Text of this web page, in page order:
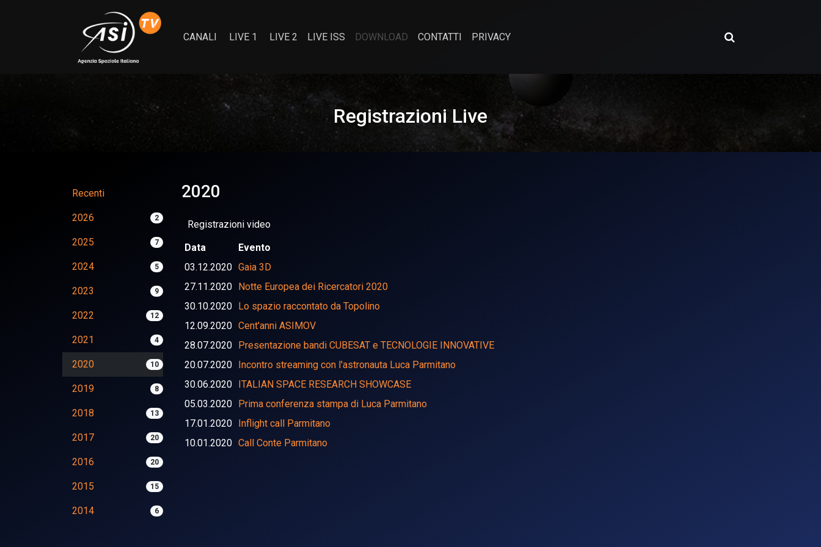
CANALI LIVE 1 LIVE 2 LIVE ISS DOWNLOAD CONTATTI PRIVACY
Registrazioni Live
Recenti
2026 2
2025 7
2024 5
2023 9
2022 12
2021 4
2020 10
2019 8
2018 13
2017 20
2016 20
2015 15
2014 6
2020
Registrazioni video
Data
Evento
03.12.2020 Gaia 3D
27.11.2020
Notte Europea dei Ricercatori 2020
30.10.2020
Lo spazio raccontato da Topolino
12.09.2020 Cent'anni ASIMOV
28.07.2020
Presentazione bandi CUBESAT e TECNOLOGIE INNOVATIVE
20.07.2020
Incontro streaming con l'astronauta Luca Parmitano
30.06.2020
ITALIAN SPACE RESEARCH SHOWCASE
05.03.2020
Prima conferenza stampa di Luca Parmitano
17.01.2020
Inflight call Parmitano
10.01.2020 Call Conte Parmitano